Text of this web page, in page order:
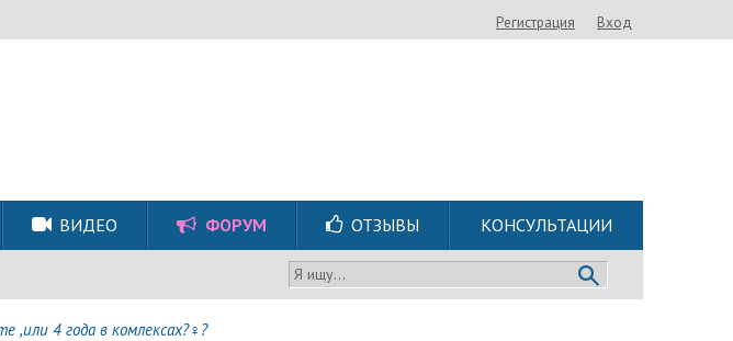
Регистрация Вход
ВИДЕО ФОРУМ ОТЗЫВЫ КОНСУЛЬТАЦИИ
Я ищу...
,или 4 года в комлексах?‍♀️?